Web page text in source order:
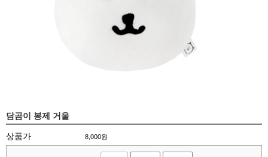
담곰이 봉제 거울
상품가 8,000원